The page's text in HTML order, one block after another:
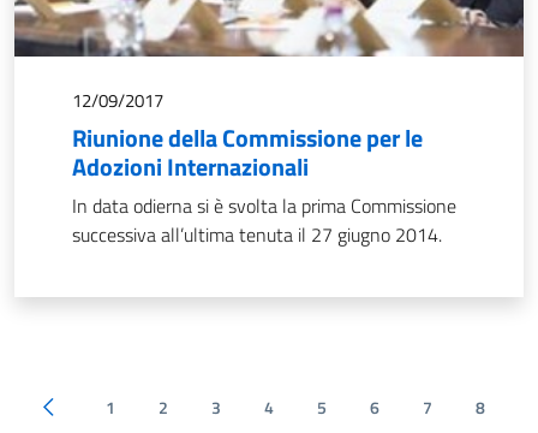
12/09/2017
Riunione della Commissione per le
Adozioni Internazionali
In data odierna si è svolta la prima Commissione
successiva all’ultima tenuta il 27 giugno 2014.
Pagina precedente
1 2 3 4 5 6 7
8